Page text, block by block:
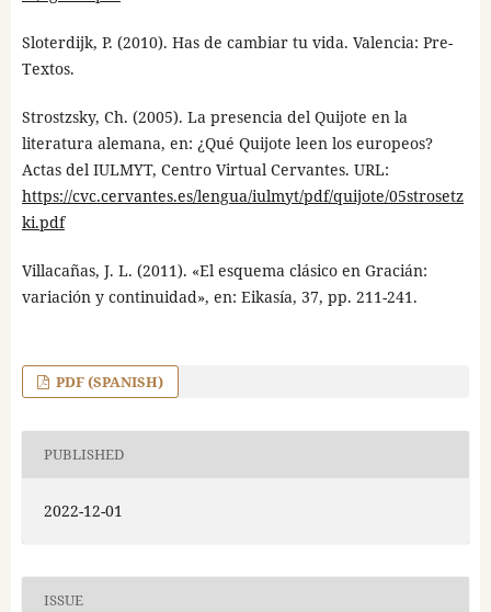
Sloterdijk, P. (2010). Has de cambiar tu vida. Valencia: Pre-
Textos.
Strostzsky, Ch. (2005). La presencia del Quijote en la
literatura alemana, en: ¿Qué Quijote leen los europeos?
Actas del IULMYT, Centro Virtual Cervantes. URL:
https://cvc.cervantes.es/lengua/iulmyt/pdf/quijote/05strosetz
ki.pdf
Villacañas, J. L. (2011). «El esquema clásico en Gracián:
variación y continuidad», en: Eikasía, 37, pp. 211-241.
PDF (SPANISH)
PUBLISHED
2022-12-01
ISSUE